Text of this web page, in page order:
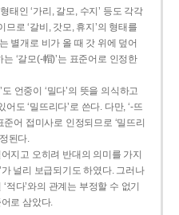
태인 ‘가리, 갈모, 수지’ 등도 각각
로 ‘갈비, 갓모, 휴지’의 형태를
별개로 비가 올 때 갓 위에 덮어
‘갈모(-帽)’는 표준어로 인정한
도 언중이 ‘밀다’의 뜻을 의식하고
도 ‘밀뜨리다’로 쓴다. 다만, ‘-뜨
준어 접미사로 인정되므로 ‘밀뜨리
된다.
지고 오히려 반대의 의미를 가지
널리 보급되기도 하였다. 그러나
다’와의 관계는 부정할 수 없기
어로 삼았다.